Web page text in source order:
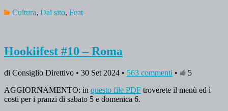
Cultura, Dal sito, Feat
Hookiifest #10 – Roma
di Consiglio Direttivo • 30 Set 2024 • 563 commenti •
5
AGGIORNAMENTO: in questo file PDF troverete il menù ed i
costi per i pranzi di sabato 5 e domenica 6.